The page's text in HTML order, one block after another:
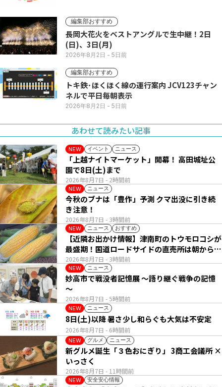
編集部おすすめ
長岡大花火をベストアングルで生中継！2日
(日)、3日(月)
2026年8月2日 - 5日前
編集部おすすめ
トキ鉄･ほくほく線の運行案内 JCV123チャン
ネルで平日毎朝表示
2026年8月2日 - 5日前
あわせて読みたい記事
NEW イベント ニュース
2026年8月7日 - 2時間前
「上越ナイトマーケット」開幕！ 高田城址公
園で8日(土)まで
NEW ニュース
2026年8月7日 - 3時間前
今秋のブナは「豊作」予測 クマ出没に引き続
き注意！
NEW ニュース おすすめ
2026年8月7日 - 3時間前
【近隣お出かけ情報】津南町のトウモロコシが
最盛期！国道ロードサイドの直売所は朝から長
い列
NEW ニュース
2026年8月7日 - 5時間前
妙高市で戦没者記憶展 ～語り継ぐ戦争の記憶
～
NEW ニュース
2026年8月7日 - 6時間前
8日(土)以降 暑さ少し和らぐも大気は不安定
NEW グルメ ニュース
2026年8月7日 - 11時間前
新グルメ誕生「３色おにぎり」 3商工会議所 ×
いっさく
NEW 安全安心情報